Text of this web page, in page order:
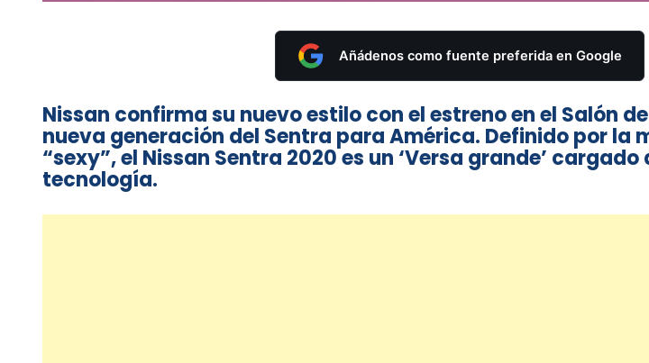
Añádenos como fuente preferida en Google
Nissan confirma su nuevo estilo con el estreno en el Salón
nueva generación del Sentra para América. Definido por la
“sexy”, el Nissan Sentra 2020 es un ‘Versa grande’
tecnología.